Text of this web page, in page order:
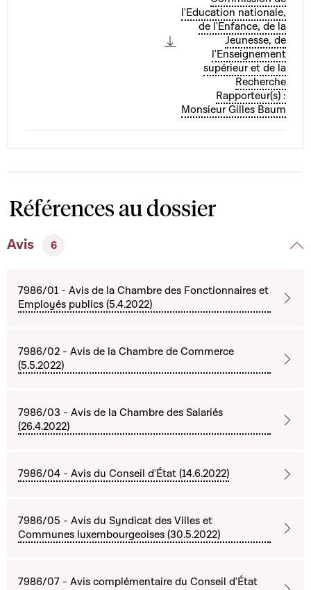
l'Education nationale,
de l'Enfance, de la
Jeunesse, de
l'Enseignement
supérieur et de la
Recherche
Rapporteur(s) :
Monsieur Gilles Baum
Références au dossier
Avis 6
7986/01 - Avis de la Chambre des Fonctionnaires et
Employés publics (5.4.2022)
7986/02 - Avis de la Chambre de Commerce
(5.5.2022)
7986/03 - Avis de la Chambre des Salariés
(26.4.2022)
7986/04 - Avis du Conseil d'État (14.6.2022)
7986/05 - Avis du Syndicat des Villes et
Communes luxembourgeoises (30.5.2022)
7986/07 - Avis complémentaire du Conseil d'État